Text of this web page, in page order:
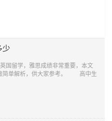
少
留学，雅思成绩非常重要，本文
简单解析，供大家参考。 高中生